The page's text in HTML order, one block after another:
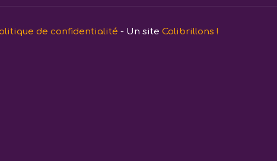
de confidentialité - Un site Colibrillons !